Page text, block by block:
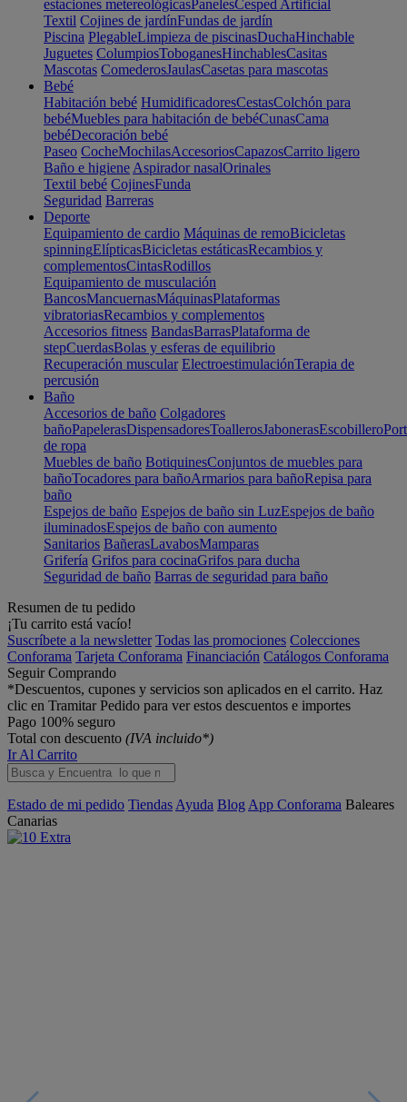
estaciones metereológicasPanelesCesped Artificial
Textil Cojines de jardínFundas de jardín
Piscina PlegableLimpieza de piscinasDuchaHinchable
Juguetes ColumpiosToboganesHinchablesCasitas
Mascotas ComederosJaulasCasetas para mascotas
Bebé
Habitación bebé HumidificadoresCestasColchón para
bebéMuebles para habitación de bebéCunasCama
bebéDecoración bebé
Paseo CocheMochilasAccesoriosCapazosCarrito ligero
Baño e higiene Aspirador nasalOrinales
Textil bebé CojinesFunda
Seguridad Barreras
Deporte
Equipamiento de cardio Máquinas de remoBicicletas
spinningElípticasBicicletas estáticasRecambios y
complementosCintasRodillos
Equipamiento de musculación
BancosMancuernasMáquinasPlataformas
vibratoriasRecambios y complementos
Accesorios fitness BandasBarrasPlataforma de
stepCuerdasBolas y esferas de equilibrio
Recuperación muscular ElectroestimulaciónTerapia de
percusión
Baño
Accesorios de baño Colgadores
bañoPapelerasDispensadoresToallerosJabonerasEscobillero
de ropa
Muebles de baño BotiquinesConjuntos de muebles para
bañoTocadores para bañoArmarios para bañoRepisa para
baño
Espejos de baño Espejos de baño sin LuzEspejos de baño
iluminadosEspejos de baño con aumento
Sanitarios BañerasLavabosMamparas
Grifería Grifos para cocinaGrifos para ducha
Seguridad de baño Barras de seguridad para baño
Resumen de tu pedido
¡Tu carrito está vacío!
Suscríbete a la newsletter Todas las promociones Colecciones
Conforama Tarjeta Conforama Financiación Catálogos Conforama
Seguir Comprando
*Descuentos, cupones y servicios son aplicados en el carrito. Haz
clic en Tramitar Pedido para ver estos descuentos e importes
Pago 100% seguro
Total con descuento (IVA incluido*)
Ir Al Carrito
Estado de mi pedido Tiendas Ayuda Blog App Conforama Baleares
Canarias